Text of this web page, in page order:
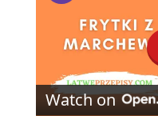
Watch on